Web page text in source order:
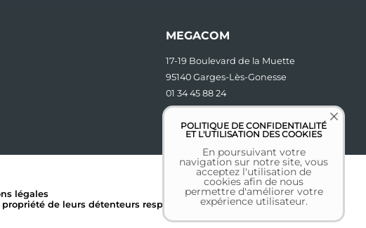
MEGACOM
17-19 Boulevard de la Muette
95140 Garges-Lès-Gonesse
01 34 45 88 24
contact [at] megacom.fr
POLITIQUE DE CONFIDENTIALITÉ
ET L'UTILISATION DES COOKIES
En poursuivant votre
navigation sur notre site, vous
acceptez l'utilisation de
cookies afin de nous
permettre d'améliorer votre
expérience utilisateur.
légales
de leurs détenteurs respectifs.